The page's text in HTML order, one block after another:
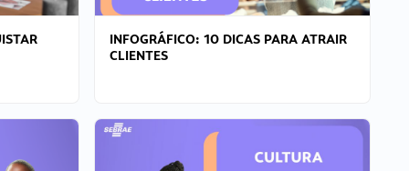
INFOGRÁFICO: 10 DICAS PARA ATRAIR
CLIENTES